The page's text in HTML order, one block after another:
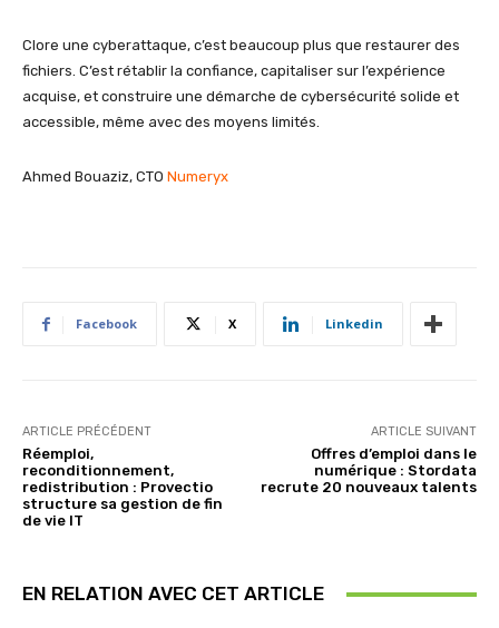
Clore une cyberattaque, c’est beaucoup plus que restaurer des
fichiers. C’est rétablir la confiance, capitaliser sur l’expérience
acquise, et construire une démarche de cybersécurité solide et
accessible, même avec des moyens limités.
Ahmed Bouaziz, CTO Numeryx
Facebook X Linkedin
ARTICLE PRÉCÉDENT
Réemploi,
reconditionnement,
redistribution : Provectio
structure sa gestion de fin
de vie IT
ARTICLE SUIVANT
Offres d’emploi dans le
numérique : Stordata
recrute 20 nouveaux talents
EN RELATION AVEC CET ARTICLE